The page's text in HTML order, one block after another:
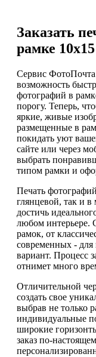
Заказать
рамке
Сервис ФотоПочта
возможность
фотографий в
порогу. Теперь,
яркие, живые
размещенные в
покидать уют
сайте или через
выбрать
типом рамки и
Печать
глянцевой, так и в
достичь
любом интерьере.
рамок, от
современных - для
вариант. Процесс
отнимет много
Отличительной
создать свое
выбрав не только
индивидуальные
широкие
заказ по-